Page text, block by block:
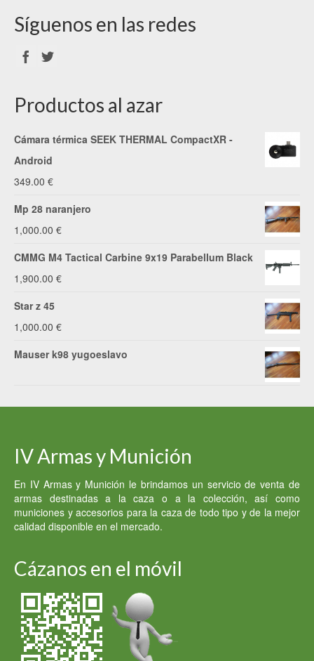
Síguenos en las redes
Productos al azar
Cámara térmica SEEK THERMAL CompactXR -
Android
349.00 €
Mp 28 naranjero
1,000.00 €
CMMG M4 Tactical Carbine 9x19 Parabellum Black
1,900.00 €
Star z 45
1,000.00 €
Mauser k98 yugoeslavo
IV Armas y Munición
En IV Armas y Munición le brindamos un servicio de venta de
armas destinadas a la caza o a la colección, así como
municiones y accesorios para la caza de todo tipo y de la mejor
calidad disponible en el mercado.
Cázanos en el móvil